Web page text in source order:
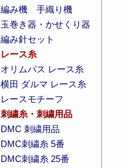
編み機
手織り機
玉巻き器・かせくり器
編み針セット
レース糸
オリムパス レース糸
横田 ダルマ レース糸
レースモチーフ
刺繍糸・刺繍用品
DMC 刺繍用品
DMC刺繍糸 5番
DMC刺繍糸 25番